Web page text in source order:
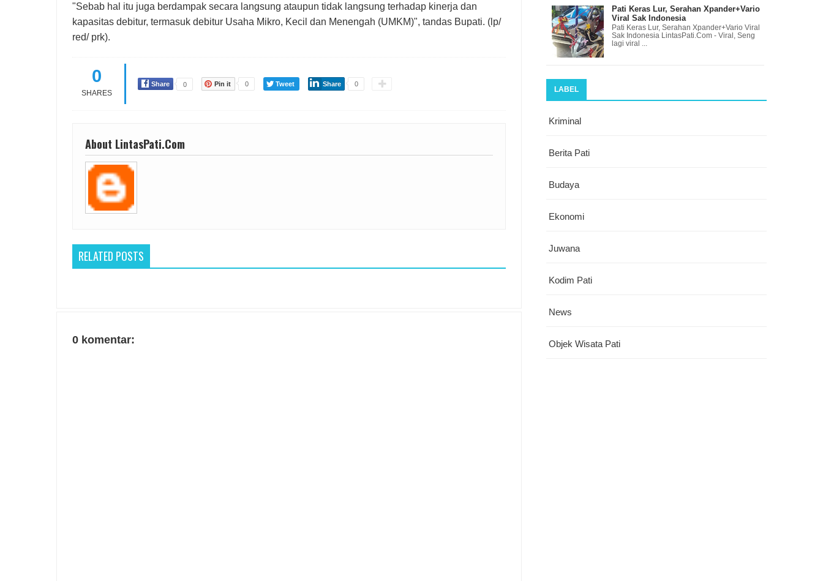
"Sebab hal itu juga berdampak secara langsung ataupun tidak langsung terhadap kinerja dan
kapasitas debitur, termasuk debitur Usaha Mikro, Kecil dan Menengah (UMKM)", tandas Bupati. (lp/
red/ prk).
0
SHARES
Share 0 Pin it 0 Tweet Share 0
About LintasPati.Com
RELATED POSTS
0 komentar:
Pati Keras Lur, Serahan Xpander+Vario
Viral Sak Indonesia
Pati Keras Lur, Serahan Xpander+Vario Viral
Sak Indonesia LintasPati.Com - Viral, Seng
lagi viral ...
LABEL
Kriminal
Berita Pati
Budaya
Ekonomi
Juwana
Kodim Pati
News
Objek Wisata Pati